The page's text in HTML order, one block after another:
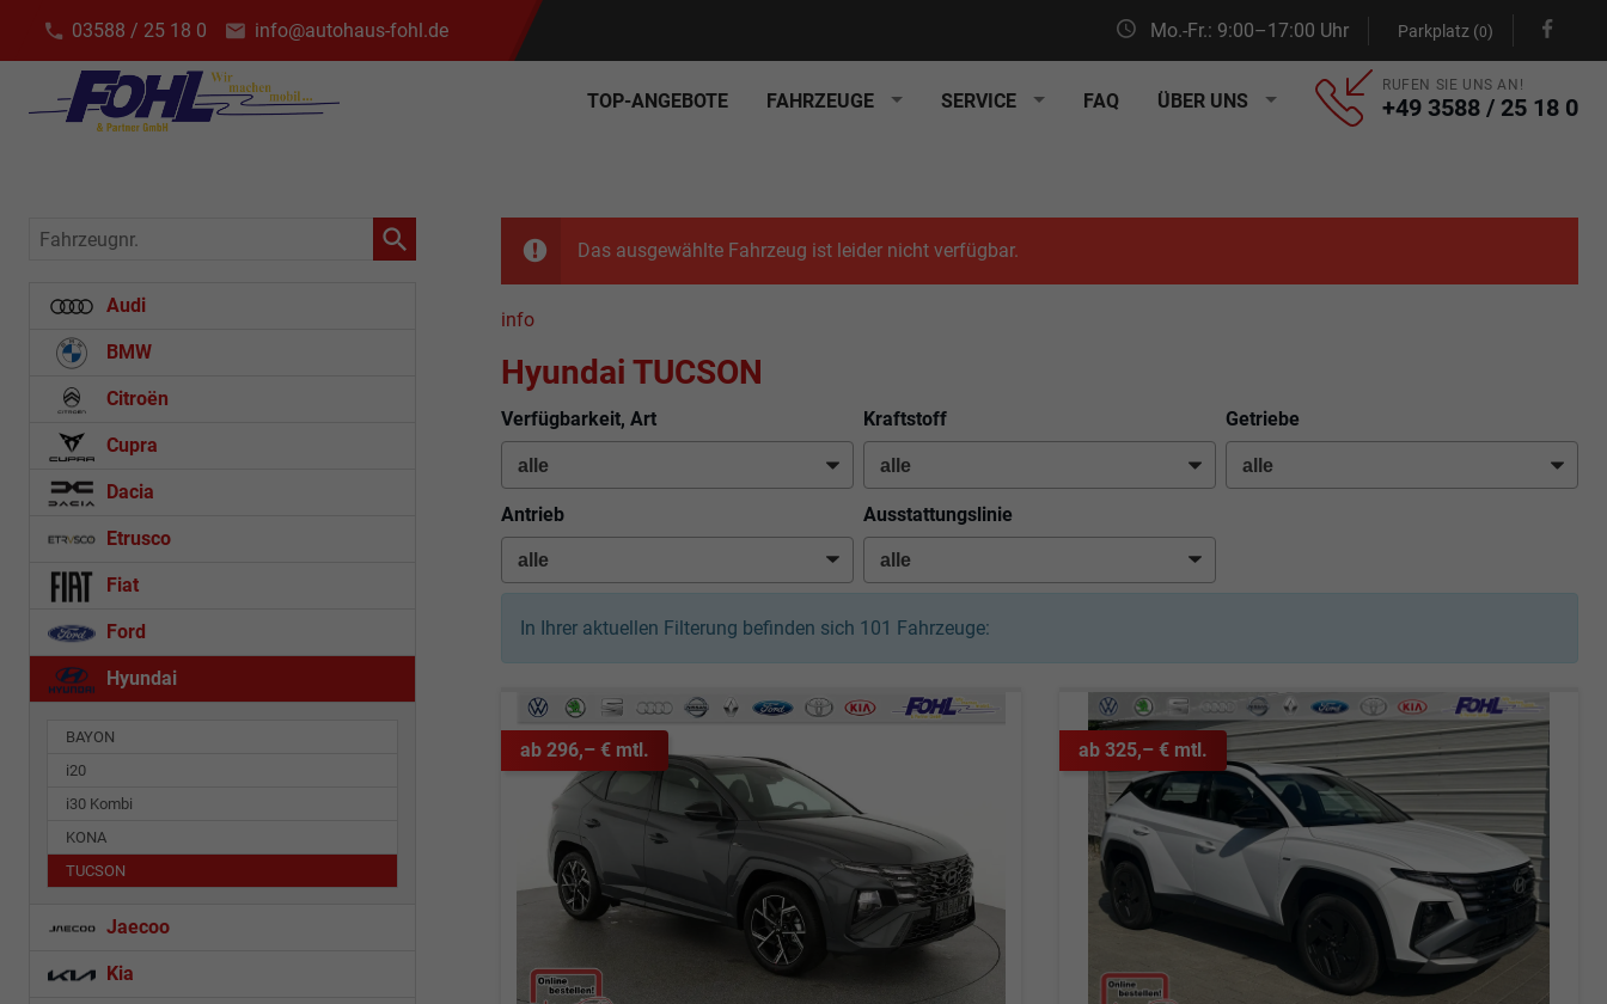
03588 / 25 18 0 info@autohaus-fohl.de Mo.-Fr.: 9:00–17:00 Uhr Parkplatz (0)
TOP-ANGEBOTE FAHRZEUGE SERVICE FAQ ÜBER UNS
RUFEN SIE UNS AN!
+49 3588 / 25 18 0
Das ausgewählte Fahrzeug ist leider nicht verfügbar.
info
Hyundai TUCSON
Verfügbarkeit, Art Kraftstoff Getriebe
Antrieb Ausstattungslinie
In Ihrer aktuellen Filterung befinden sich 101 Fahrzeuge:
ab 296,– € mtl. ab 325,– € mtl.
Fahrzeugnr.
Audi
BMW
Citroën
Cupra
Dacia
Etrusco
Fiat
Ford
Hyundai
BAYON
i20
i30 Kombi
KONA
TUCSON
Jaecoo
Kia